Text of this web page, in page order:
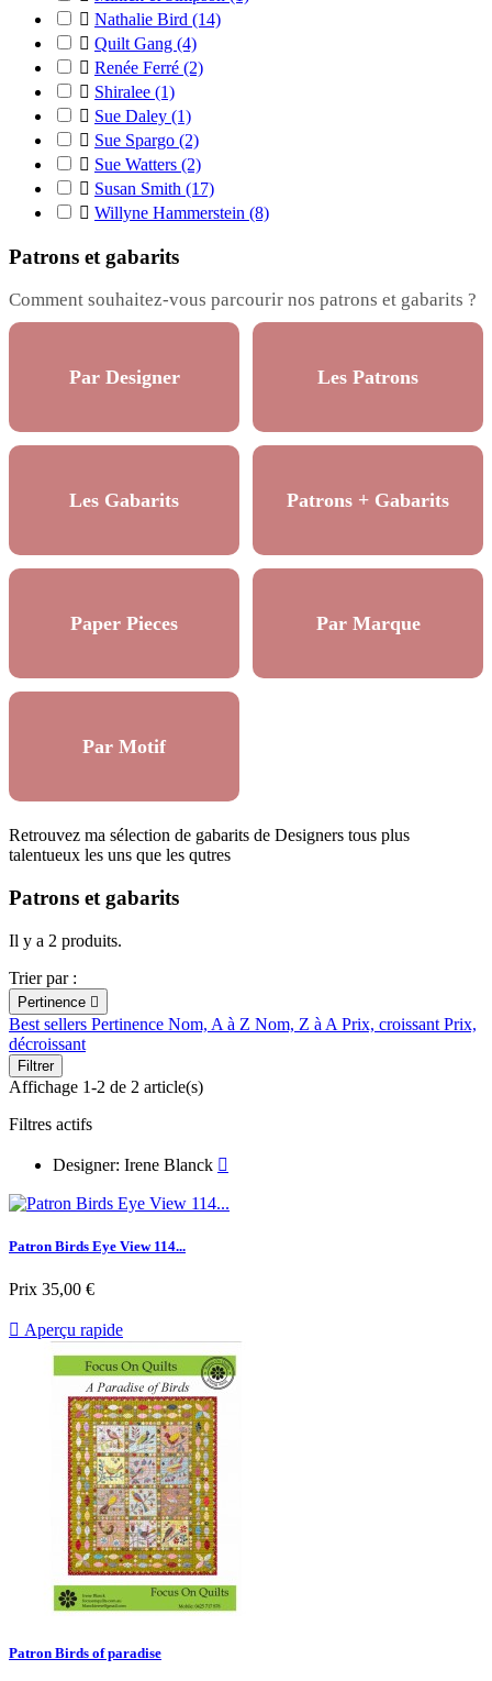
 Nathalie Bird (14)
 Quilt Gang (4)
 Renée Ferré (2)
 Shiralee (1)
 Sue Daley (1)
 Sue Spargo (2)
 Sue Watters (2)
 Susan Smith (17)
 Willyne Hammerstein (8)
Patrons et gabarits
Comment souhaitez-vous parcourir nos patrons et gabarits ?
Par Designer Les Patrons
Les Gabarits Patrons + Gabarits
Paper Pieces Par Marque
Par Motif
Retrouvez ma sélection de gabarits de Designers tous plus
talentueux les uns que les qutres
Patrons et gabarits
Il y a 2 produits.
Trier par :
Pertinence 
Best sellers Pertinence Nom, A à Z Nom, Z à A Prix, croissant Prix,
décroissant
Filtrer
Affichage 1-2 de 2 article(s)
Filtres actifs
Designer: Irene Blanck 
Patron Birds Eye View 114...
Prix 35,00 €
 Aperçu rapide
Patron Birds of paradise